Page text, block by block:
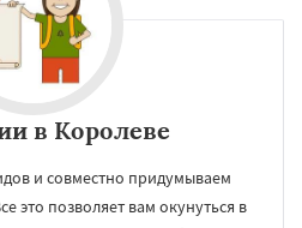
в Королеве
и совместно придумываем
это позволяет вам окунуться в